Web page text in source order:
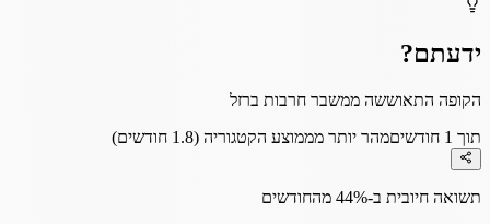
ידעתם?
הקופה התאוששה ממשבר חרבות ברזל
תוך 1 חודשים
מהר יותר מממוצע הקטגוריה (1.8 חודשים)
תשואה חיובית ב-44% מהחודשים